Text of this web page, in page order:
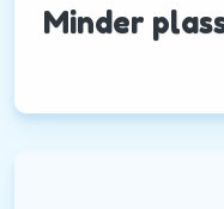
Minder